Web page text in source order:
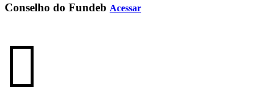
Conselho do Fundeb Acessar